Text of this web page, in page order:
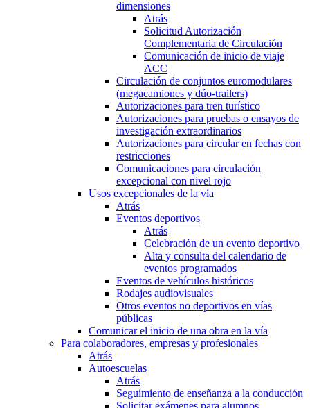
dimensiones
Atrás
Solicitud Autorización
Complementaria de Circulación
Comunicación de inicio de viaje
ACC
Circulación de conjuntos euromodulares
(megacamiones y dúo-trailers)
Autorizaciones para tren turístico
Autorizaciones para pruebas o ensayos de
investigación extraordinarios
Autorizaciones para circular en fechas con
restricciones
Comunicaciones para circulación
excepcional con nivel rojo
Usos excepcionales de la vía
Atrás
Eventos deportivos
Atrás
Celebración de un evento deportivo
Alta y consulta del calendario de
eventos programados
Eventos de vehículos históricos
Rodajes audiovisuales
Otros eventos no deportivos en vías
públicas
Comunicar el inicio de una obra en la vía
Para colaboradores, empresas y profesionales
Atrás
Autoescuelas
Atrás
Seguimiento de enseñanza a la conducción